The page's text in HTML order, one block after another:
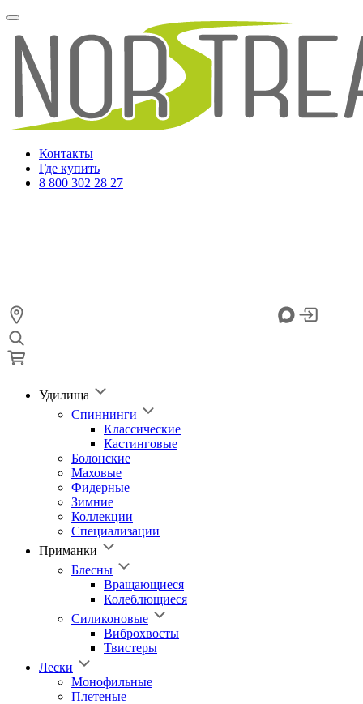
Контакты
Где купить
8 800 302 28 27
Удилища
Спиннинги
Классические
Кастинговые
Болонские
Маховые
Фидерные
Зимние
Коллекции
Специализации
Приманки
Блесны
Вращающиеся
Колеблющиеся
Силиконовые
Виброхвосты
Твистеры
Лески
Монофильные
Плетеные